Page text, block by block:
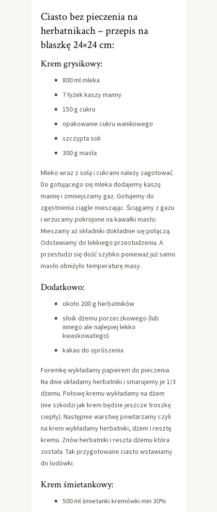
Ciasto bez pieczenia na
herbatnikach – przepis na
blaszkę 24×24 cm:
Krem grysikowy:
800 ml mleka
7 łyżek kaszy manny
150 g cukru
opakowanie cukru waniliowego
szczypta soli
300 g masła
Mleko wraz z solą i cukrami należy zagotować.
Do gotującego się mleka dodajemy kaszę
mannę i zmniejszamy gaz. Gotujemy do
zgęstnienia ciągle mieszając. Ściągamy z gazu
i wrzucamy pokrojone na kawałki masło.
Mieszamy aż składniki dokładnie się połączą.
Odstawiamy do lekkiego przestudzenia. A
przestudzi się dość szybko ponieważ już samo
masło obniżyło temperaturę masy.
Dodatkowo:
około 200 g herbatników
słoik dżemu porzeczkowego (lub
innego ale najlepiej lekko
kwaskowatego)
kakao do oprószenia
Foremkę wykładamy papierem do pieczenia.
Na dnie układamy herbatniki i smarujemy je 1/3
dżemu. Połowę kremu wykładamy na dżem
(nie szkodzi jak krem będzie jeszcze troszkę
ciepły). Następnie warstwę powtarzamy czyli
na krem wykładamy herbatniki, dżem i resztę
kremu. Znów herbatniki i reszta dżemu która
została. Tak przygotowane ciasto wstawiamy
do lodówki.
Krem śmietankowy:
500 ml śmietanki kremówki min 30%